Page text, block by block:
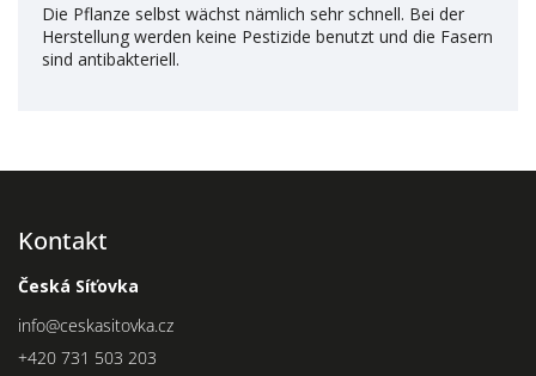
Die Pflanze selbst wächst nämlich sehr schnell. Bei der
Herstellung werden keine Pestizide benutzt und die Fasern
sind antibakteriell.
Kontakt
Česká Síťovka
info@ceskasitovka.cz
+420 731 503 203